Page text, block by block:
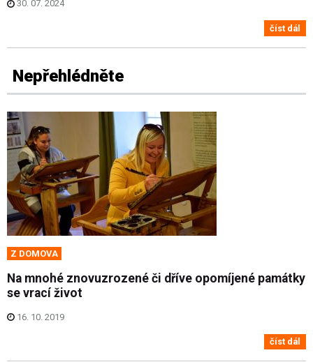
30. 07. 2024
číst dál
Nepřehlédněte
Z DOMOVA
Na mnohé znovuzrozené či dříve opomíjené památky
se vrací život
16. 10. 2019
číst dál